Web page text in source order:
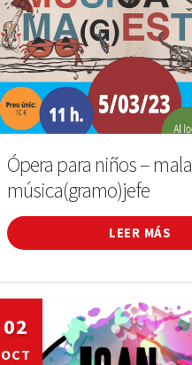
Ópera para niños – mala
música(gramo)jefe
LEER MÁS
02
OCT